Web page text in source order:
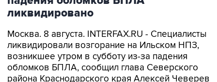
Москва. 8 августа. INTERFAX.RU - Специалисты
возникшее утром в субботу из-за падения
обломков БПЛА, сообщил глава Северского
района Краснодарского края Алексей Чеверев
в своем канале в Max.